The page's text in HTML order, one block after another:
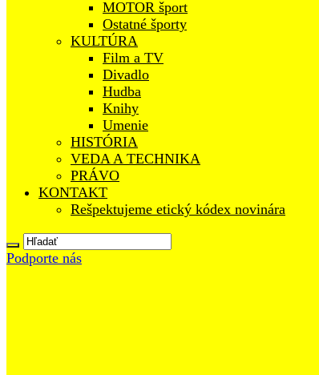
MOTOR šport
Ostatné športy
KULTÚRA
Film a TV
Divadlo
Hudba
Knihy
Umenie
HISTÓRIA
VEDA A TECHNIKA
PRÁVO
KONTAKT
Rešpektujeme etický kódex novinára
Podporte nás